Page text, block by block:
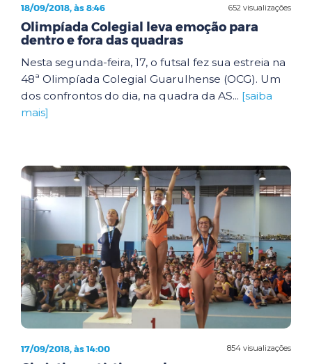
652 visualizações
18/09/2018, às 8:46
Olimpíada Colegial leva emoção para
dentro e fora das quadras
Nesta segunda-feira, 17, o futsal fez sua estreia na
48ª Olimpíada Colegial Guarulhense (OCG). Um
dos confrontos do dia, na quadra da AS... [saiba
mais]
854 visualizações
17/09/2018, às 14:00